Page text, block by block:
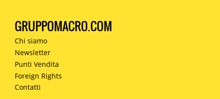
GRUPPOMACRO.COM
Chi siamo
Newsletter
Punti Vendita
Foreign Rights
Contatti